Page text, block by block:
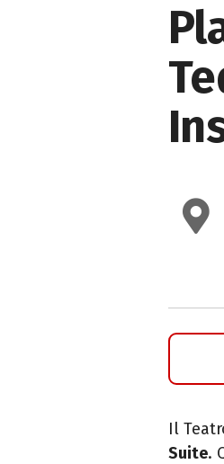
Il
Suite.